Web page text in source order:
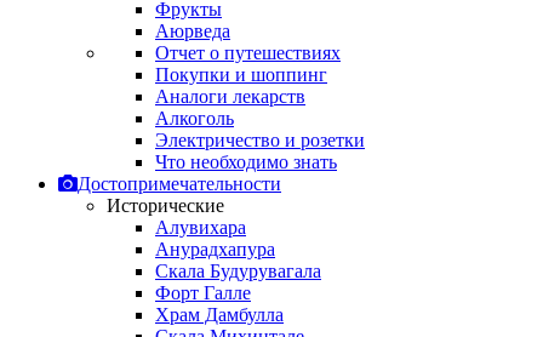
Фрукты
Аюрведа
Отчет о путешествиях
Покупки и шоппинг
Аналоги лекарств
Алкоголь
Электричество и розетки
Что необходимо знать
Достопримечательности
Исторические
Алувихара
Анурадхапура
Скала Будурувагала
Форт Галле
Храм Дамбулла